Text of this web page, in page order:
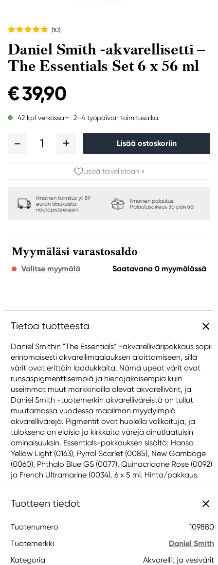
(10)
Daniel Smith -akvarellisetti –
The Essentials Set 6 x 56 ml
€ 39,90
42 kpl verkossa 2–4 työpäivän toimitusaika
1 Lisää ostoskoriin
Lisää toivelistaan »
Ilmainen toimitus yli 59
euron tilauksista
noutopisteeseen.
Ilmainen palautus.
Palautusoikeus 30 päivää
Myymäläsi varastosaldo
Valitse myymälä Saatavana 0 myymälässä
Tietoa tuotteesta
Daniel Smithin "The Essentials” -akvarelliväripakkaus sopii
erinomaisesti akvarellimaalauksen aloittamiseen, sillä
värit ovat erittäin laadukkaita. Nämä upeat värit ovat
runsaspigmenttisempiä ja hienojakoisempia kuin
useimmat muut markkinoilla olevat akvarellivärit, ja
Daniel Smith -tuotemerkin akvarelliväreistä on tullut
muutamassa vuodessa maailman myydyimpiä
akvarellivärejä. Pigmentit ovat huolella valikoituja, ja
tuloksena on eloisia ja kirkkaita värejä ainutlaatuisin
ominaisuuksin. Essentials-pakkauksen sisältö: Hansa
Yellow Light (0163), Pyrrol Scarlet (0085), New Gamboge
(0060), Phthalo Blue GS (0077), Quinacridone Rose (0092)
ja French Ultramarine (0034). 6 x 5 ml. Hinta/pakkaus.
Tuotteen tiedot
Tuotenumero
109880
Tuotemerkki
Daniel Smith
Kategoria
Akvarellit ja vesivärit